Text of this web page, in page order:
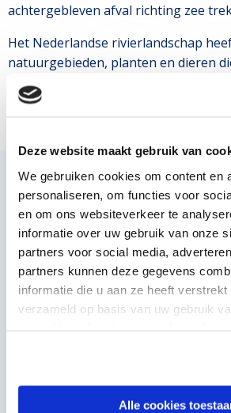
Deze website maakt gebruik van
We gebruiken cookies om content en
personaliseren, om functies voor
en om ons websiteverkeer te
informatie over uw gebruik van onze
partners voor social media,
partners kunnen deze gegevens
informatie die u aan ze heeft verstrekt
verzameld op basis van uw gebruik
Alle cookies
achtergebleven afval richting zee
Het Nederlandse rivierlandschap
natuurgebieden, planten en dieren
beschermen waard zijn. Ontdek
Rivieren de schoonheid van de rivieren!
E-learning Schone
Beken
Nederland en water zijn
verbonden. Rivieren, beken en
voor ons landschap. In de e-learning
beken’ van de IVN Natuuracademie
waterwegen. Ook zijn er bepaalde
beken schoon te houden.